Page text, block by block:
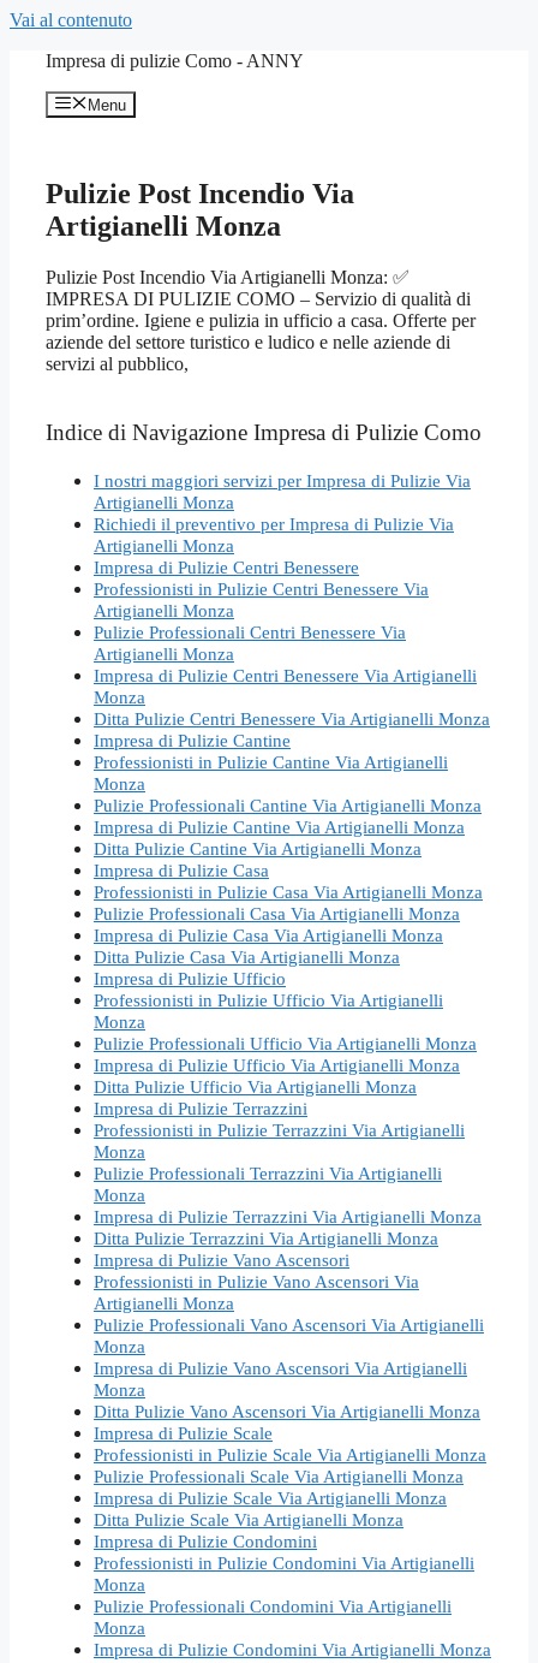
Vai al contenuto
Impresa di pulizie Como - ANNY
Menu
Pulizie Post Incendio Via
Artigianelli Monza
Pulizie Post Incendio Via Artigianelli Monza: ✅
IMPRESA DI PULIZIE COMO – Servizio di qualità di
prim’ordine. Igiene e pulizia in ufficio a casa. Offerte per
aziende del settore turistico e ludico e nelle aziende di
servizi al pubblico,
Indice di Navigazione Impresa di Pulizie Como
I nostri maggiori servizi per Impresa di Pulizie Via
Artigianelli Monza
Richiedi il preventivo per Impresa di Pulizie Via
Artigianelli Monza
Impresa di Pulizie Centri Benessere
Professionisti in Pulizie Centri Benessere Via
Artigianelli Monza
Pulizie Professionali Centri Benessere Via
Artigianelli Monza
Impresa di Pulizie Centri Benessere Via Artigianelli
Monza
Ditta Pulizie Centri Benessere Via Artigianelli Monza
Impresa di Pulizie Cantine
Professionisti in Pulizie Cantine Via Artigianelli
Monza
Pulizie Professionali Cantine Via Artigianelli Monza
Impresa di Pulizie Cantine Via Artigianelli Monza
Ditta Pulizie Cantine Via Artigianelli Monza
Impresa di Pulizie Casa
Professionisti in Pulizie Casa Via Artigianelli Monza
Pulizie Professionali Casa Via Artigianelli Monza
Impresa di Pulizie Casa Via Artigianelli Monza
Ditta Pulizie Casa Via Artigianelli Monza
Impresa di Pulizie Ufficio
Professionisti in Pulizie Ufficio Via Artigianelli
Monza
Pulizie Professionali Ufficio Via Artigianelli Monza
Impresa di Pulizie Ufficio Via Artigianelli Monza
Ditta Pulizie Ufficio Via Artigianelli Monza
Impresa di Pulizie Terrazzini
Professionisti in Pulizie Terrazzini Via Artigianelli
Monza
Pulizie Professionali Terrazzini Via Artigianelli
Monza
Impresa di Pulizie Terrazzini Via Artigianelli Monza
Ditta Pulizie Terrazzini Via Artigianelli Monza
Impresa di Pulizie Vano Ascensori
Professionisti in Pulizie Vano Ascensori Via
Artigianelli Monza
Pulizie Professionali Vano Ascensori Via Artigianelli
Monza
Impresa di Pulizie Vano Ascensori Via Artigianelli
Monza
Ditta Pulizie Vano Ascensori Via Artigianelli Monza
Impresa di Pulizie Scale
Professionisti in Pulizie Scale Via Artigianelli Monza
Pulizie Professionali Scale Via Artigianelli Monza
Impresa di Pulizie Scale Via Artigianelli Monza
Ditta Pulizie Scale Via Artigianelli Monza
Impresa di Pulizie Condomini
Professionisti in Pulizie Condomini Via Artigianelli
Monza
Pulizie Professionali Condomini Via Artigianelli
Monza
Impresa di Pulizie Condomini Via Artigianelli Monza